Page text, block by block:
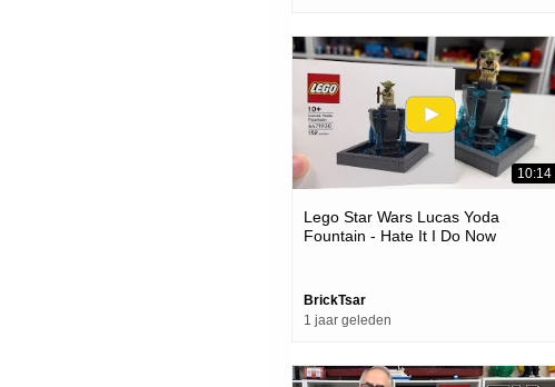
10:14
Lego Star Wars Lucas Yoda
Fountain - Hate It I Do Now
BrickTsar
1 jaar geleden